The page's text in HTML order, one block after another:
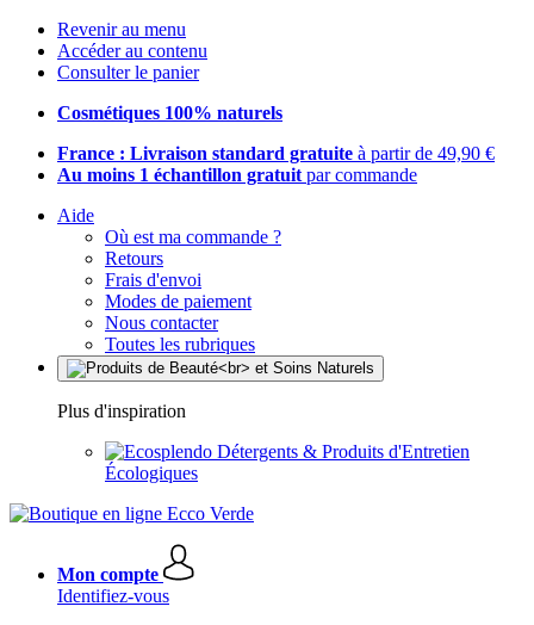
Revenir au menu
Accéder au contenu
Consulter le panier
Cosmétiques 100% naturels
France : Livraison standard gratuite à partir de 49,90 €
Au moins 1 échantillon gratuit par commande
Aide
Où est ma commande ?
Retours
Frais d'envoi
Modes de paiement
Nous contacter
Toutes les rubriques
Plus d'inspiration
Détergents & Produits d'Entretien
Écologiques
Mon compte
Identifiez-vous